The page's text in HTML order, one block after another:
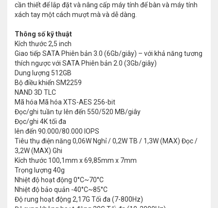
cần thiết để lắp đặt và nâng cấp máy tính để bàn và máy tính
xách tay một cách mượt mà và dễ dàng.
Thông số kỹ thuật
Kích thước2,5 inch
Giao tiếp SATA Phiên bản 3.0 (6Gb/giây) – với khả năng tương
thích ngược với SATA Phiên bản 2.0 (3Gb/giây)
Dung lượng 512GB
Bộ điều khiển SM2259
NAND 3D TLC
Mã hóa Mã hóa XTS-AES 256-bit
Đọc/ghi tuần tự lên đến 550/520 MB/giây
Đọc/ghi 4K tối đa
lên đến 90.000/80.000 IOPS
Tiêu thụ điện năng 0,06W Nghỉ / 0,2W TB / 1,3W (MAX) Đọc /
3,2W (MAX) Ghi
Kích thước 100,1mm x 69,85mm x 7mm
Trọng lượng 40g
Nhiệt độ hoạt động 0°C~70°C
Nhiệt độ bảo quản -40°C~85°C
Độ rung hoạt động 2,17G Tối đa (7-800Hz)